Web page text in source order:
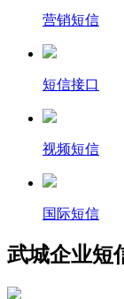
营销短信
短信接口
视频短信
国际短信
武城企业短